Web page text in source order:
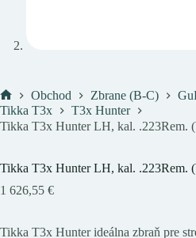
Domov
Obchod Zbrane (B-C)
Tikka T3x
T3x Hunter
Tikka T3x Hunter LH, kal. .223Rem.
Tikka T3x Hunter LH, kal. .223Rem.
1 626,55 €
Tikka T3x Hunter ideálna zbraň pre